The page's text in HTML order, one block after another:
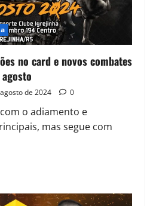
no card e novos combates
de 2024 0
o adiamento e
mas segue com